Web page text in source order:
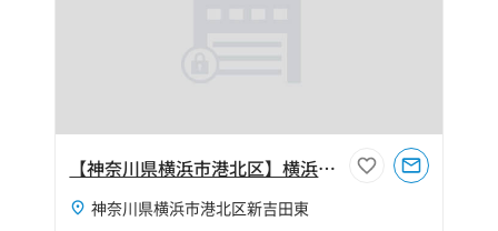
【神奈川県横浜市港北区】横浜市港北区新吉田東4丁目120坪倉庫
神奈川県横浜市港北区新吉田東